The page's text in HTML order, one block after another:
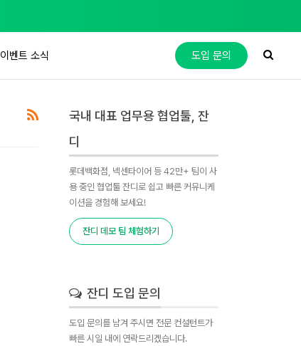
도입 문의
이벤트 소식
국내 대표 업무용 협업툴, 잔
디
롯데백화점, 넥센타이어 등 42만+ 팀이 사
용 중인 협업툴 잔디로 쉽고 빠른 커뮤니케
이션을 경험해 보세요!
잔디 데모 팀 체험하기
잔디 도입 문의
도입 문의를 남겨 주시면 전문 컨설턴트가
빠른 시일 내에 연락드리겠습니다.